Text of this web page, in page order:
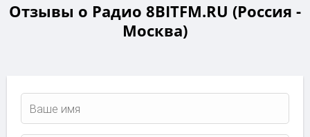
Отзывы о Радио 8BITFM.RU (Россия -
Москва)